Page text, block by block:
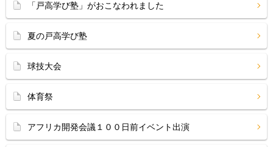
「戸高学び塾」がおこなわれました
夏の戸高学び塾
球技大会
体育祭
アフリカ開発会議１００日前イベント出演